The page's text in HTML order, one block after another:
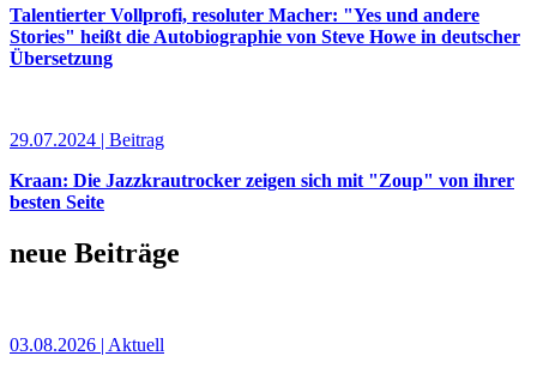
Talentierter Vollprofi, resoluter Macher: "Yes und andere
Stories" heißt die Autobiographie von Steve Howe in deutscher
Übersetzung
29.07.2024 | Beitrag
Kraan: Die Jazzkrautrocker zeigen sich mit "Zoup" von ihrer
besten Seite
neue Beiträge
03.08.2026 | Aktuell